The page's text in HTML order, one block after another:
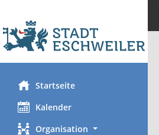
Startseite
Kalender
Organisation